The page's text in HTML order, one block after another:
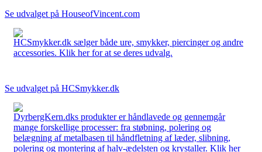
Se udvalget på HouseofVincent.com
HCSmykker.dk sælger både ure, smykker, piercinger og andre
accessories. Klik her for at se deres udvalg.
Se udvalget på HCSmykker.dk
DyrbergKern.dks produkter er håndlavede og gennemgår
mange forskellige processer: fra støbning, polering og
belægning af metalbasen til håndfletning af læder, slibning,
polering og montering af halv-ædelsten og krystaller. Klik her